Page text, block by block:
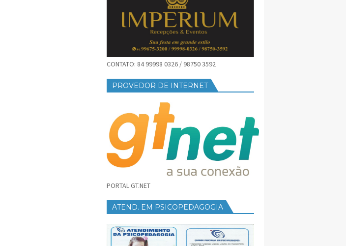
CONTATO: 84 99998 0326 / 98750 3592
PROVEDOR DE INTERNET
PORTAL GT.NET
ATEND. EM PSICOPEDAGOGIA